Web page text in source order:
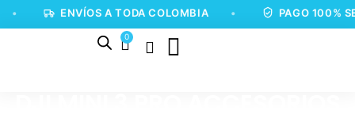
ENVÍOS A TODA COLOMBIA PAGO 100%
0